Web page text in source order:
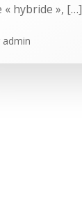
« hybride », […]
admin